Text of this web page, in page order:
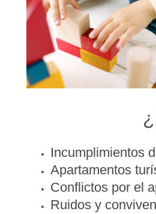
Incumplimientos
Apartamentos
Conflictos por el
Ruidos y